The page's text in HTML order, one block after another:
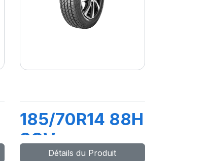
185/70R14 88H
SCV
Détails du Produit